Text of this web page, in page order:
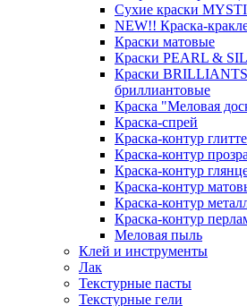
Сухие краски
NEW!! Краска-
Краски матовые
Краски PEARL &
Краски
бриллиантовые
Краска "Меловая
Краска-спрей
Краска-контур
Краска-контур
Краска-контур
Краска-контур
Краска-контур
Краска-контур
Меловая пыль
Клей и инструменты
Лак
Текстурные пасты
Текстурные гели